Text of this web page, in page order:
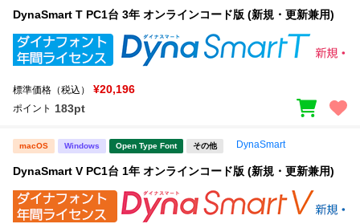
DynaSmart T PC1台 3年 オンラインコード版 (新規・更新兼用)
標準価格（税込） ¥20,196
ポイント 183pt
macOS Windows Open Type Font その他 DynaSmart
DynaSmart V PC1台 1年 オンラインコード版 (新規・更新兼用)